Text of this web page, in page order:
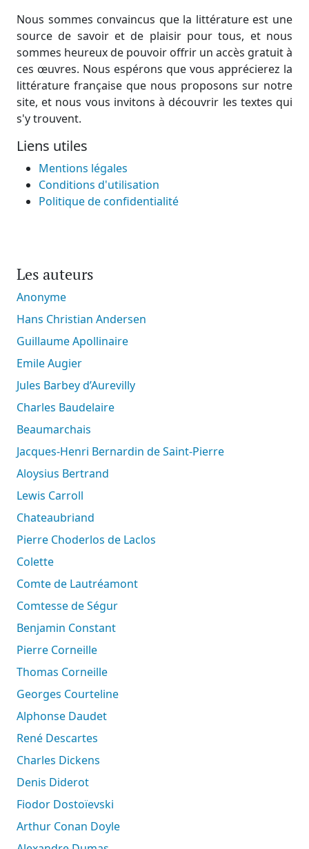
Nous sommes convaincus que la littérature est une
source de savoir et de plaisir pour tous, et nous
sommes heureux de pouvoir offrir un accès gratuit à
ces œuvres. Nous espérons que vous apprécierez la
littérature française que nous proposons sur notre
site, et nous vous invitons à découvrir les textes qui
s'y trouvent.
Liens utiles
Mentions légales
Conditions d'utilisation
Politique de confidentialité
Les auteurs
Anonyme
Hans Christian Andersen
Guillaume Apollinaire
Emile Augier
Jules Barbey d’Aurevilly
Charles Baudelaire
Beaumarchais
Jacques-Henri Bernardin de Saint-Pierre
Aloysius Bertrand
Lewis Carroll
Chateaubriand
Pierre Choderlos de Laclos
Colette
Comte de Lautréamont
Comtesse de Ségur
Benjamin Constant
Pierre Corneille
Thomas Corneille
Georges Courteline
Alphonse Daudet
René Descartes
Charles Dickens
Denis Diderot
Fiodor Dostoïevski
Arthur Conan Doyle